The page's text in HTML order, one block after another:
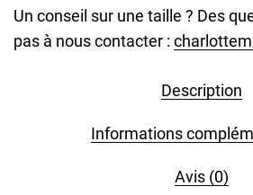
Un conseil sur une taille ? Des
pas à nous contacter :
Description
Informations
Avis (0)